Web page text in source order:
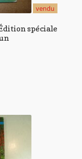
vendu
spéciale